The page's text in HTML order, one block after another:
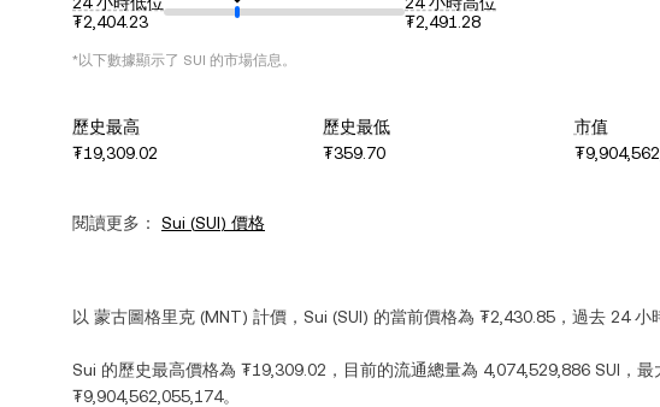
₮2,404.23
₮2,491.28
*以下數據顯示了 SUI 的市場信息。
歷史最高
₮19,309.02
歷史最低
₮359.70
市值
閱讀更多： Sui (SUI) 價格
以 蒙古圖格里克 (MNT) 計價， Sui (SUI) 的當前價格為 ₮2,430.85 ，過去 24 小
Sui 的歷史最高價格為 ₮19,309.02 ，目前的流通總量為 4,074,529,886 SUI ，
₮9,904,562,055,174。